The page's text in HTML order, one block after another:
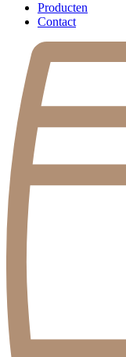
Producten
Contact